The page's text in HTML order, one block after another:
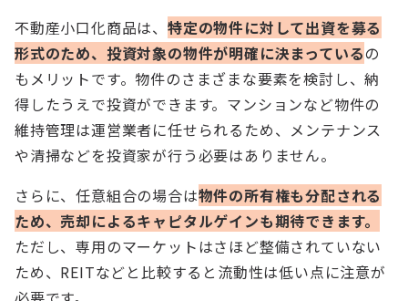
不動産小口化商品は、 特定の物件に対して出資を募る
形式のため、投資対象の物件が明確に決まっているの
もメリットです。物件のさまざまな要素を検討し、納
得したうえで投資ができます。マンションなど物件の
維持管理は運営業者に任せられるため、メンテナンス
や清掃などを投資家が行う必要はありません。
さらに、任意組合の場合は物件の所有権も分配される
ため、売却によるキャピタルゲインも期待できます。
ただし、専用のマーケットはさほど整備されていない
ため、REITなどと比較すると流動性は低い点に注意が